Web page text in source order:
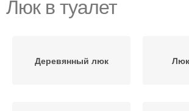
Люк в туалет
Деревянный люк